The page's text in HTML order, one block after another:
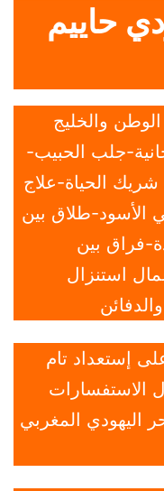
حاييم
والخليج
جلب الحبيب-
الحياة-علاج
الأسود-طلاق بين
فراق بين
استنزال
إستعداد تام
الاستفسارات
اليهودي المغربي